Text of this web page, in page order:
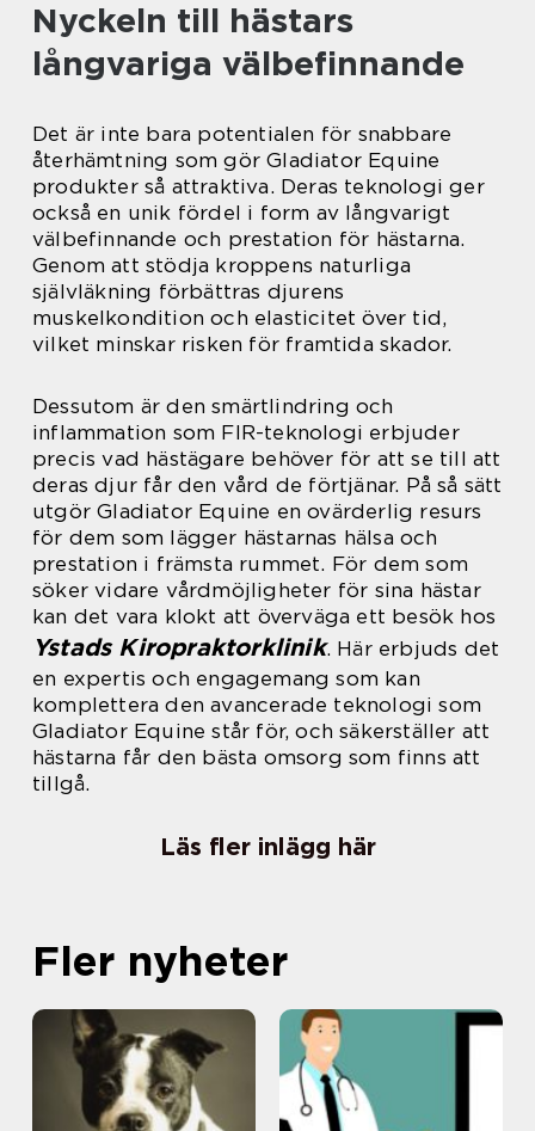
Nyckeln till hästars
långvariga välbefinnande
Det är inte bara potentialen för snabbare
återhämtning som gör Gladiator Equine
produkter så attraktiva. Deras teknologi ger
också en unik fördel i form av långvarigt
välbefinnande och prestation för hästarna.
Genom att stödja kroppens naturliga
självläkning förbättras djurens
muskelkondition och elasticitet över tid,
vilket minskar risken för framtida skador.
Dessutom är den smärtlindring och
inflammation som FIR-teknologi erbjuder
precis vad hästägare behöver för att se till att
deras djur får den vård de förtjänar. På så sätt
utgör Gladiator Equine en ovärderlig resurs
för dem som lägger hästarnas hälsa och
prestation i främsta rummet. För dem som
söker vidare vårdmöjligheter för sina hästar
kan det vara klokt att överväga ett besök hos
Ystads Kiropraktorklinik. Här erbjuds det
en expertis och engagemang som kan
komplettera den avancerade teknologi som
Gladiator Equine står för, och säkerställer att
hästarna får den bästa omsorg som finns att
tillgå.
Läs fler inlägg här
Fler nyheter